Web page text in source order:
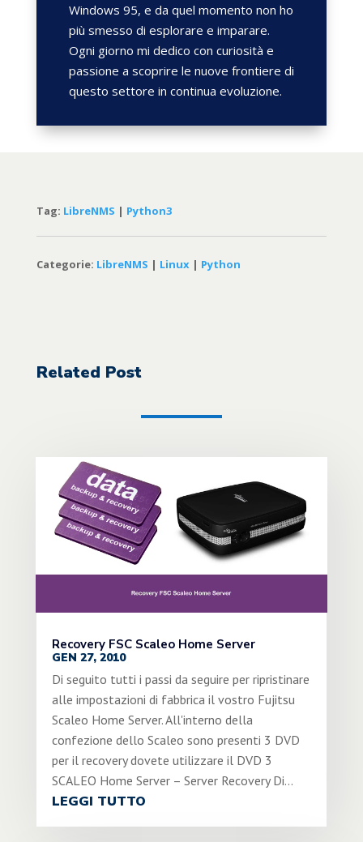
Windows 95, e da quel momento non ho
più smesso di esplorare e imparare.
Ogni giorno mi dedico con curiosità e
passione a scoprire le nuove frontiere di
questo settore in continua evoluzione.
Tag: LibreNMS | Python3
Categorie: LibreNMS | Linux| Python
Related Post
Recovery FSC Scaleo Home Server
GEN 27, 2010
Di seguito tutti i passi da seguire per ripristinare
alle impostazioni di fabbrica il vostro Fujitsu
Scaleo Home Server. All'interno della
confezione dello Scaleo sono presenti 3 DVD
per il recovery dovete utilizzare il DVD 3
SCALEO Home Server – Server Recovery Di...
LEGGI TUTTO